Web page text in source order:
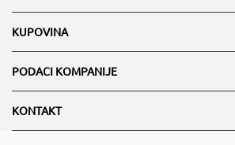
KUPOVINA
PODACI KOMPANIJE
KONTAKT